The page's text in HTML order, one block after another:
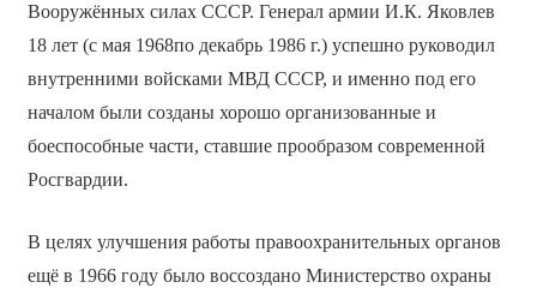
Вооружённых силах СССР. Генерал армии И.К. Яковлев
18 лет (с мая 1968по декабрь 1986 г.) успешно руководил
внутренними войсками МВД СССР, и именно под его
началом были созданы хорошо организованные и
боеспособные части, ставшие прообразом современной
Росгвардии.
В целях улучшения работы правоохранительных органов
ещё в 1966 году было воссоздано Министерство охраны